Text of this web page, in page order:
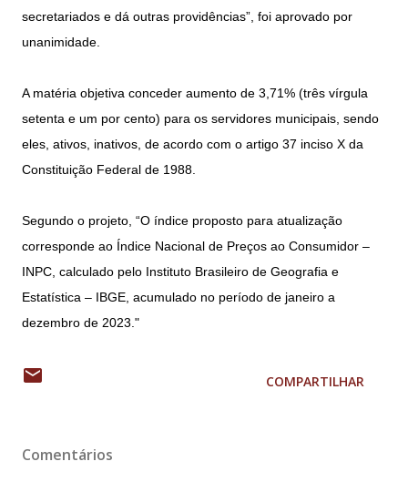
secretariados e dá outras providências”, foi aprovado por
unanimidade.
A matéria objetiva conceder aumento de 3,71% (três vírgula
setenta e um por cento) para os servidores municipais, sendo
eles, ativos, inativos, de acordo com o artigo 37 inciso X da
Constituição Federal de 1988.
Segundo o projeto, “O índice proposto para atualização
corresponde ao Índice Nacional de Preços ao Consumidor –
INPC, calculado pelo Instituto Brasileiro de Geografia e
Estatística – IBGE, acumulado no período de janeiro a
dezembro de 2023."
COMPARTILHAR
Comentários